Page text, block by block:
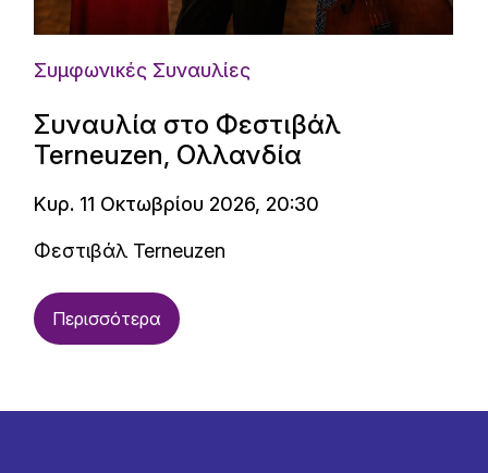
Συμφωνικές Συναυλίες
Συναυλία στο Φεστιβάλ
Terneuzen, Ολλανδία
Κυρ. 11 Οκτωβρίου 2026, 20:30
Φεστιβάλ Terneuzen
Περισσότερα